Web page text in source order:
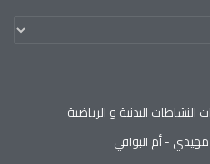
- أم البواقي